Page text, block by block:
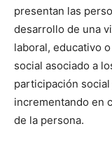
presentan las
desarrollo de una
laboral, educativo
social asociado a
participación
incrementando en
de la persona.